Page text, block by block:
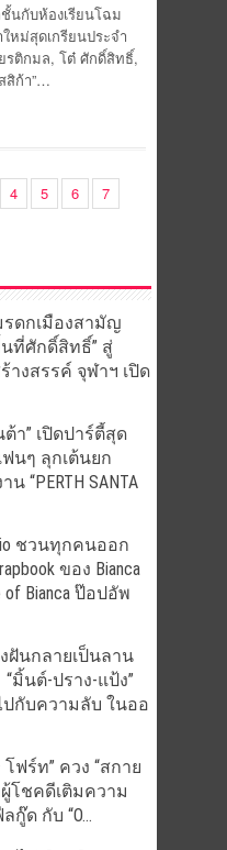
นกับห้องเรียนโฉม
หม่สุดเกรียนประจำ
รติกมล, โต๋ ศักดิ์สิทธิ์,
สิก้า”…
4 5 6
7
ดกเมืองสามัญ
ที่ศักดิ์สิทธิ์” สู่
างสรรค์ จุฬาฯ เปิด
า” เปิดปาร์ตี้สุด
นๆ ลุกเต้นยก
“PERTH SANTA
ชวนทุกคนออก
ของ Bianca
of Bianca ป๊อปอัพ
ฝันกลายเป็นลาน
มิ้นต์-ปราง-แป้ง”
ปกับความลับ ในออ
โฟร์ท” ควง “สกาย
โชคดีเติมความ
ด กับ “O...